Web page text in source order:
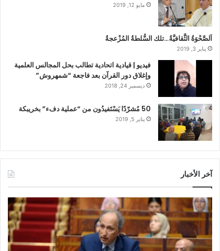
مايو 12, 2019
اَلصَّحْوَةُ الثَّقافيَّةُ…تلك السُّلطةُ المُزْعجةُ
يناير 3, 2019
فيديو | قيادية اتحادية تطالب بحل المجالس العلمية
وإغلاق دور القرآن بعد فاجعة “شمهروش”
ديسمبر 24, 2018
50 مُشرّدًا يَسْتَفيدُون من “عملية دفء” بخريبكة
يناير 5, 2019
آخر الأخبار